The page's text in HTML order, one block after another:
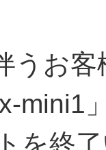
うお
mini1
を終